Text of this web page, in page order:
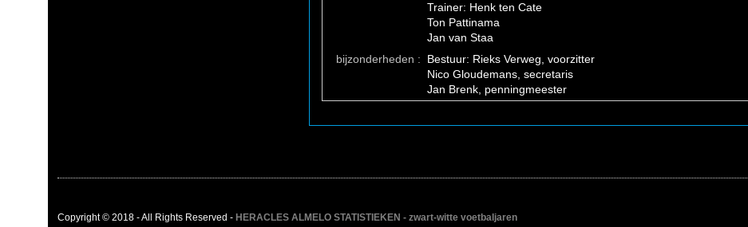
Trainer: Henk ten Cate
Ton Pattinama
Jan van Staa
bijzonderheden :
Bestuur: Rieks Verweg, voorzitter
Nico Gloudemans, secretaris
Jan Brenk, penningmeester
Copyright © 2018 - All Rights Reserved - HERACLES ALMELO STATISTIEKEN - zwart-witte voetbaljaren